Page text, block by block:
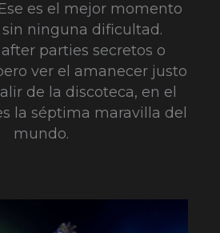
es el mejor momento
ninguna dificultad.
parties secretos o
ver el amanecer justo
de la discoteca, en el
la séptima maravilla del
mundo.